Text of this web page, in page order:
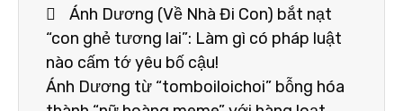
Ánh Dương (Về Nhà Đi Con) bắt nạt
“con ghẻ tương lai”: Làm gì có pháp luật
nào cấm tớ yêu bố cậu!
Ánh Dương từ “tomboiloichoi” bỗng hóa